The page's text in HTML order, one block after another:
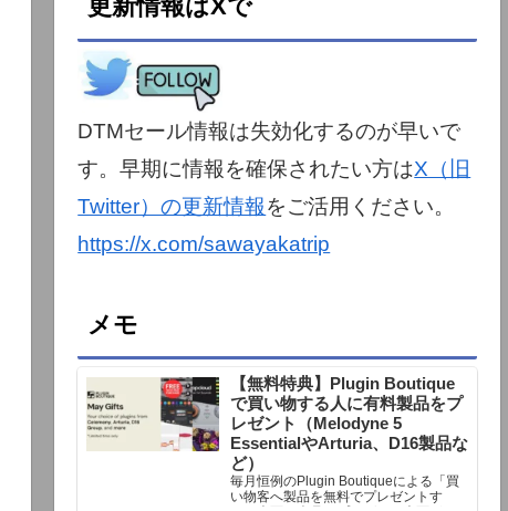
更新情報はXで
DTMセール情報は失効化するのが早いで
す。早期に情報を確保されたい方はX（旧
Twitter）の更新情報をご活用ください。
https://x.com/sawayakatrip
メモ
【無料特典】Plugin Boutique
で買い物する人に有料製品をプ
レゼント（Melodyne 5
EssentialやArturia、D16製品な
ど）
毎月恒例のPlugin Boutiqueによる「買
い物客へ製品を無料でプレゼントす